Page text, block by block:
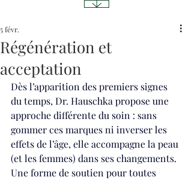
Régénération et
acceptation
5 févr.
Dès l’apparition des premiers signes
du temps, Dr. Hauschka propose une
approche différente du soin : sans
gommer ces marques ni inverser les
effets de l’âge, elle accompagne la peau
(et les femmes) dans ses changements.
Une forme de soutien pour toutes